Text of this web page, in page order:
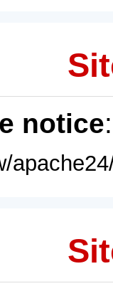
notice